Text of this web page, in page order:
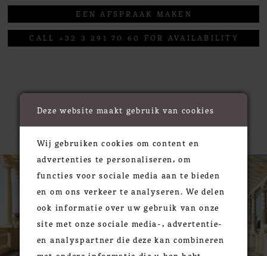
EEN AFSPRAAK MAKEN
CALL +32 3 291 70 60 FOR AVAILABILITY
RELATED PRODUCTS
Related
Products
Carousel
Skip
PAUSE AUTOPLAY
PREVIOUS SLIDE
NEXT SLIDE
0
3
4
5
Deze website maakt gebruik van cookies
Wij gebruiken cookies om content en
advertenties te personaliseren, om
functies voor sociale media aan te bieden
en om ons verkeer te analyseren. We delen
ook informatie over uw gebruik van onze
site met onze sociale media-, advertentie-
en analyspartner die deze kan combineren